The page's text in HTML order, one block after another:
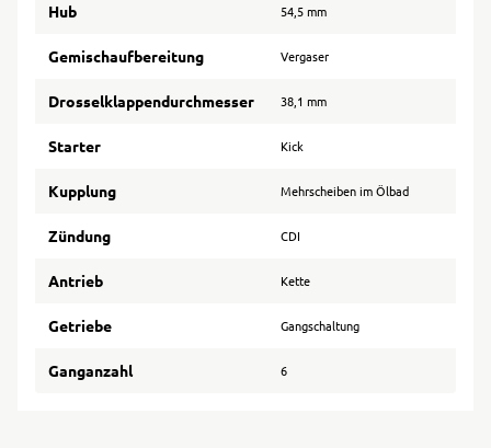
Hub 54,5 mm
Gemischaufbereitung Vergaser
Drosselklappendurchmesser 38,1 mm
Starter Kick
Kupplung Mehrscheiben im Ölbad
Zündung CDI
Antrieb Kette
Getriebe Gangschaltung
Ganganzahl 6